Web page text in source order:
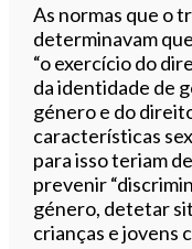
As normas que o
determinavam
“o exercício do
da identidade de
género e do
características
para isso teriam
prevenir
género, detetar
crianças e jovens